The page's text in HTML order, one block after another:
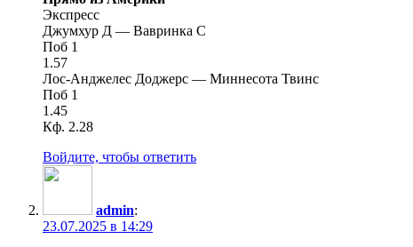
Экспресс
Джумхур Д — Вавринка С
Поб 1
1.57
Лос-Анджелес Доджерс — Миннесота Твинс
Поб 1
1.45
Кф. 2.28
Войдите, чтобы ответить
admin:
23.07.2025 в 14:29